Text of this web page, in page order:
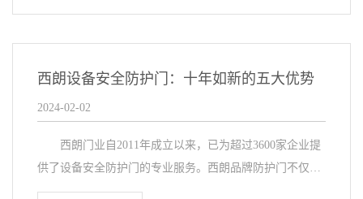
西朗设备安全防护门：十年如新的五大优势
2024-02-02
西朗门业自2011年成立以来，已为超过3600家企业提
供了设备安全防护门的专业服务。西朗品牌防护门不仅在
国内市场广受好评，更是走出国门，出口到美国、英国、